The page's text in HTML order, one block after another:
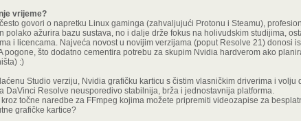
vrijeme?
govori o napretku Linux gaminga (zahvaljujući Protonu i Steamu),
polako ažurira bazu sustava, no i dalje drže fokus na holivudskim studijima,
i licencama. Najveća novost u novijim verzijama (poput Resolve 21) donosi
pogone, što dodatno cementira potrebu za skupim Nvidia hardverom ako
:)
Studio verziju, Nvidia grafičku karticu s čistim vlasničkim driverima i volju
DaVinci Resolve neusporedivo stabilnija, brža i jednostavnija platforma.
točne naredbe za FFmpeg kojima možete pripremiti videozapise za
grafičke kartice?